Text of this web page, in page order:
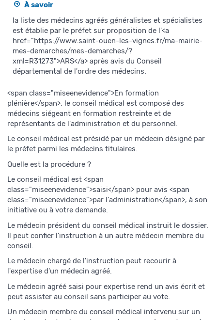
À savoir
la liste des médecins agréés généralistes et spécialistes
est établie par le préfet sur proposition de l'<a
href="https://www.saint-ouen-les-vignes.fr/ma-mairie-
mes-demarches/mes-demarches/?
xml=R31273">ARS</a> après avis du Conseil
départemental de l'ordre des médecins.
<span class="miseenevidence">En formation
plénière</span>, le conseil médical est composé des
médecins siégeant en formation restreinte et de
représentants de l'administration et du personnel.
Le conseil médical est présidé par un médecin désigné par
le préfet parmi les médecins titulaires.
Quelle est la procédure ?
Le conseil médical est <span
class="miseenevidence">saisi</span> pour avis <span
class="miseenevidence">par l'administration</span>, à son
initiative ou à votre demande.
Le médecin président du conseil médical instruit le dossier.
Il peut confier l'instruction à un autre médecin membre du
conseil.
Le médecin chargé de l'instruction peut recourir à
l'expertise d'un médecin agréé.
Le médecin agréé saisi pour expertise rend un avis écrit et
peut assister au conseil sans participer au vote.
Un médecin membre du conseil médical intervenu sur un